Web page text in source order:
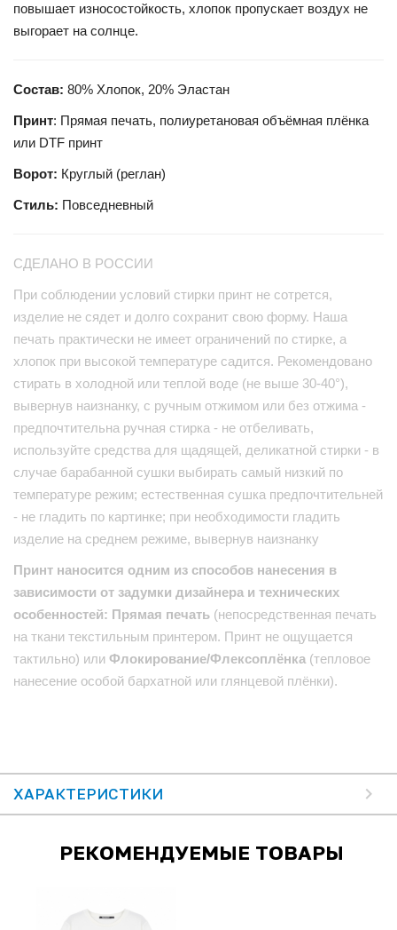
повышает износостойкость, хлопок пропускает воздух не
выгорает на солнце.
Состав: 80% Хлопок, 20% Эластан
Принт: Прямая печать, полиуретановая объёмная плёнка
или DTF принт
Ворот: Круглый (реглан)
Стиль: Повседневный
СДЕЛАНО В РОССИИ
При соблюдении условий стирки принт не сотрется,
изделие не сядет и долго сохранит свою форму. Наша
печать практически не имеет ограничений по стирке, а
хлопок при высокой температуре садится. Рекомендовано
стирать в холодной или теплой воде (не выше 30-40°),
вывернув наизнанку, с ручным отжимом или без отжима -
предпочтительна ручная стирка - не отбеливать,
используйте средства для щадящей, деликатной стирки - в
случае барабанной сушки выбирать самый низкий по
температуре режим; естественная сушка предпочтительней
- не гладить по картинке; при необходимости гладить
изделие на среднем режиме, вывернув наизнанку
Принт наносится одним из способов нанесения в
зависимости от задумки дизайнера и технических
особенностей: Прямая печать (непосредственная печать
на ткани текстильным принтером. Принт не ощущается
тактильно) или Флокирование/Флексоплёнка (тепловое
нанесение особой бархатной или глянцевой плёнки).
ХАРАКТЕРИСТИКИ
РЕКОМЕНДУЕМЫЕ ТОВАРЫ